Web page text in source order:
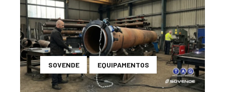
SOVENDE EQUIPAMENTOS